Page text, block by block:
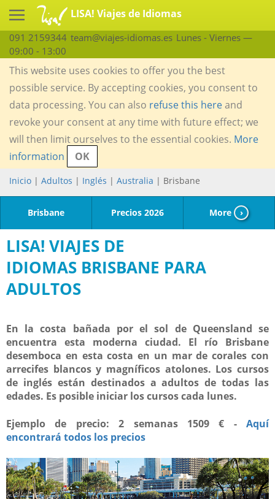
LISA! Viajes de Idiomas
091 2159344 team@viajes-idiomas.es Lunes - Viernes —
09:00 - 13:00
This website uses cookies to offer you the best
possible service. By accepting cookies, you consent to
data processing. You can also refuse this hereand
revoke your consent at any time with future effect; we
will then limit ourselves to the essential cookies. More
information
OK
Inicio | Adultos | Inglés | Australia | Brisbane
Brisbane Precios 2026 More ›
LISA! VIAJES DE
IDIOMAS BRISBANE PARA
ADULTOS
En la costa bañada por el sol de Queensland se
encuentra esta moderna ciudad. El río Brisbane
desemboca en esta costa en un mar de corales con
arrecifes blancos y magníficos atolones. Los cursos
de inglés están destinados a adultos de todas las
edades. Es posible iniciar los cursos cada lunes.
Ejemplo de precio: 2 semanas 1509 € - Aquí
encontrará todos los precios